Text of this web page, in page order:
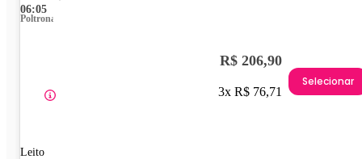
06:05
Poltrona
Leito
R$ 206,90
3x R$ 76,71
Selecionar